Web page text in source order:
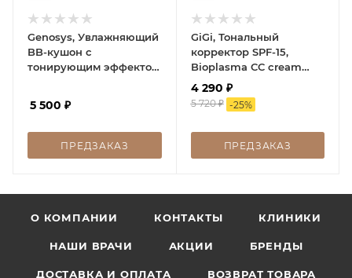
Genosys, Увлажняющий
BB-кушон с
тонирующим эффектом
IVORY, 30 г
5 500 ₽
ПРЕДЗАКАЗ
GiGi, Тональный
корректор SPF-15,
Bioplasma CC cream
color corrector, 75 мл
4 290 ₽
5 720₽ -25%
ПРЕДЗАКАЗ
О КОМПАНИИ КОНТАКТЫ КЛИНИКИ
НАШИ ВРАЧИ АКЦИИ БРЕНДЫ
ДОСТАВКА И ОПЛАТА ВОЗВРАТ ТОВАРА